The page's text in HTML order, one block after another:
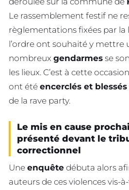
Le rassemblement festif ne
règlementations fixées par la
l’ordre ont souhaité y mettre
nombreux gendarmes se
les lieux. C’est à cette
ont été encerclés et blessés
de la rave party.
Le mis en cause
présenté devant le
correctionnel
Une enquête débuta alors
auteurs de ces violences vis-